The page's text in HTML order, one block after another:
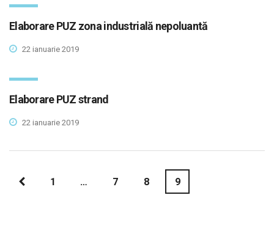
Elaborare PUZ zona industrială nepoluantă
22 ianuarie 2019
Elaborare PUZ strand
22 ianuarie 2019
1 … 7 8 9